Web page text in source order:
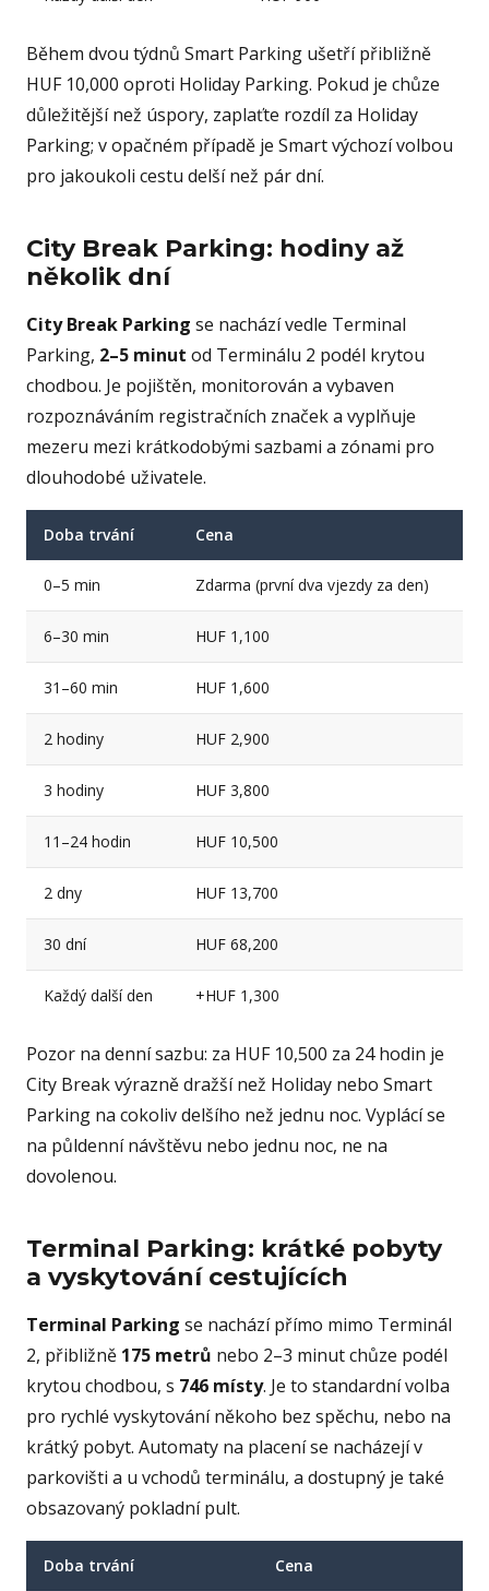
Během dvou týdnů Smart Parking ušetří přibližně
HUF 10,000 oproti Holiday Parking. Pokud je chůze
důležitější než úspory, zaplaťte rozdíl za Holiday
Parking; v opačném případě je Smart výchozí volbou
pro jakoukoli cestu delší než pár dní.
City Break Parking: hodiny až
několik dní
City Break Parking se nachází vedle Terminal
Parking, 2–5 minut od Terminálu 2 podél krytou
chodbou. Je pojištěn, monitorován a vybaven
rozpoznáváním registračních značek a vyplňuje
mezeru mezi krátkodobými sazbami a zónami pro
dlouhodobé uživatele.
Doba trvání Cena
0–5 min Zdarma (první dva vjezdy za den)
6–30 min HUF 1,100
31–60 min HUF 1,600
2 hodiny HUF 2,900
3 hodiny HUF 3,800
11–24 hodin HUF 10,500
2 dny HUF 13,700
30 dní HUF 68,200
Každý další den +HUF 1,300
Pozor na denní sazbu: za HUF 10,500 za 24 hodin je
City Break výrazně dražší než Holiday nebo Smart
Parking na cokoliv delšího než jednu noc. Vyplácí se
na půldenní návštěvu nebo jednu noc, ne na
dovolenou.
Terminal Parking: krátké pobyty
a vyskytování cestujících
Terminal Parking se nachází přímo mimo Terminál
2, přibližně 175 metrů nebo 2–3 minut chůze podél
krytou chodbou, s 746 místy. Je to standardní volba
pro rychlé vyskytování někoho bez spěchu, nebo na
krátký pobyt. Automaty na placení se nacházejí v
parkovišti a u vchodů terminálu, a dostupný je také
obsazovaný pokladní pult.
Doba trvání Cena